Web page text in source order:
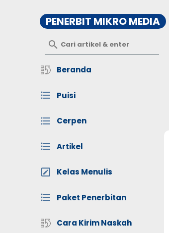
Beranda
Puisi
Cerpen
Artikel
Kelas Menulis
Paket Penerbitan
Cara Kirim Naskah
PENERBIT MIKRO MEDIA